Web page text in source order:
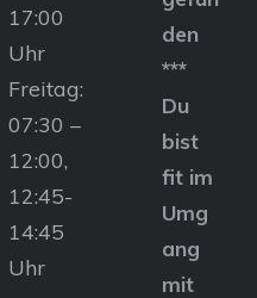
17:00
Uhr
Freitag:
07:30 –
12:00,
12:45-
14:45
Uhr
den
***
Du
bist
fit im
Umg
ang
mit